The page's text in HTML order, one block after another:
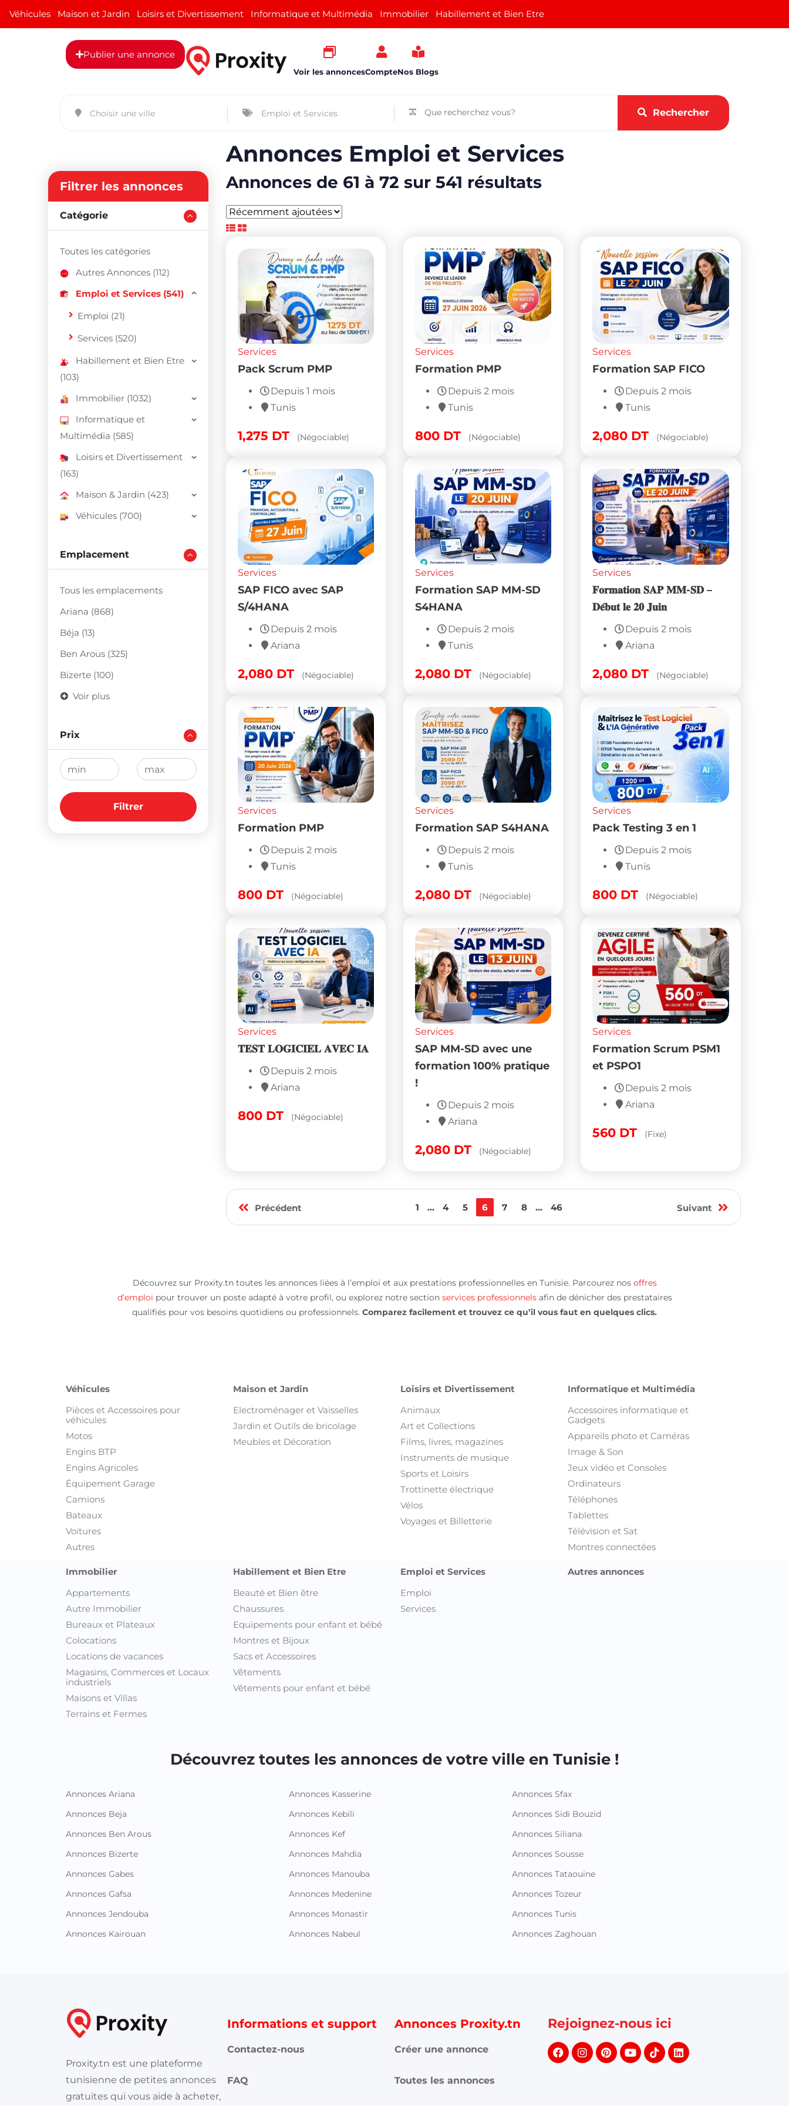
Véhicules Maison et Jardin Loisirs et Divertissement Informatique et Multimédia Immobilier Habillement et Bien Etre
Publier une annonce
Voir les annoncesCompteNos Blogs
Rechercher
Filtrer les annonces
Catégorie
Toutes les catégories
Autres Annonces (112)
Emploi et Services (541)
Emploi (21)
Services (520)
Habillement et Bien Etre
(103)
Immobilier (1032)
Informatique et
Multimédia (585)
Loisirs et Divertissement
(163)
Maison & Jardin (423)
Véhicules (700)
Emplacement
Tous les emplacements
Ariana (868)
Béja (13)
Ben Arous (325)
Bizerte (100)
Voir plus
Prix
Filtrer
Annonces Emploi et Services
Annonces de 61 à 72 sur 541 résultats
Services
Pack Scrum PMP
Depuis 1 mois
Tunis
1,275 DT (Négociable)
Services
Formation PMP
Depuis 2 mois
Tunis
800 DT (Négociable)
Services
Formation SAP FICO
Depuis 2 mois
Tunis
2,080 DT (Négociable)
Services
SAP FICO avec SAP
S/4HANA
Depuis 2 mois
Ariana
2,080 DT (Négociable)
Services
Formation SAP MM-SD
S4HANA
Depuis 2 mois
Tunis
2,080 DT (Négociable)
Services
𝐅𝐨𝐫𝐦𝐚𝐭𝐢𝐨𝐧 𝐒𝐀𝐏 𝐌𝐌-𝐒𝐃 –
𝐃𝐞́𝐛𝐮𝐭 𝐥𝐞 𝟐𝟎 𝐉𝐮𝐢𝐧
Depuis 2 mois
Ariana
2,080 DT (Négociable)
Services
Formation PMP
Depuis 2 mois
Tunis
800 DT (Négociable)
Services
Formation SAP S4HANA
Depuis 2 mois
Tunis
2,080 DT (Négociable)
Services
Pack Testing 3 en 1
Depuis 2 mois
Tunis
800 DT (Négociable)
Services
𝐓𝐄𝐒𝐓 𝐋𝐎𝐆𝐈𝐂𝐈𝐄𝐋 𝐀𝐕𝐄𝐂 𝐈𝐀
Depuis 2 mois
Ariana
800 DT (Négociable)
Services
SAP MM-SD avec une
formation 100% pratique
!
Depuis 2 mois
Ariana
2,080 DT (Négociable)
Services
Formation Scrum PSM1
et PSPO1
Depuis 2 mois
Ariana
560 DT (Fixe)
Précédent 1 ... 4 5 6 7 8 ... 46 Suivant
Découvrez sur Proxity.tn toutes les annonces liées à l’emploi et aux prestations professionnelles en Tunisie. Parcourez nos offres
d’emploi pour trouver un poste adapté à votre profil, ou explorez notre section services professionnelsafin de dénicher des prestataires
qualifiés pour vos besoins quotidiens ou professionnels. Comparez facilement et trouvez ce qu’il vous faut en quelques clics.
Véhicules
Pièces et Accessoires pour
véhicules
Motos
Engins BTP
Engins Agricoles
Équipement Garage
Camions
Bateaux
Voitures
Autres
Maison et Jardin
Electroménager et Vaisselles
Jardin et Outils de bricolage
Meubles et Décoration
Loisirs et Divertissement
Animaux
Art et Collections
Films, livres, magazines
Instruments de musique
Sports et Loisirs
Trottinette électrique
Vélos
Voyages et Billetterie
Informatique et Multimédia
Accessoires informatique et
Gadgets
Appareils photo et Caméras
Image & Son
Jeux vidéo et Consoles
Ordinateurs
Téléphones
Tablettes
Télévision et Sat
Montres connectées
Immobilier
Appartements
Autre Immobilier
Bureaux et Plateaux
Colocations
Locations de vacances
Magasins, Commerces et Locaux
industriels
Maisons et Villas
Terrains et Fermes
Habillement et Bien Etre
Beauté et Bien être
Chaussures
Equipements pour enfant et bébé
Montres et Bijoux
Sacs et Accessoires
Vêtements
Vêtements pour enfant et bébé
Emploi et Services
Emploi
Services
Autres annonces
Découvrez toutes les annonces de votre ville en Tunisie !
Annonces Ariana
Annonces Beja
Annonces Ben Arous
Annonces Bizerte
Annonces Gabes
Annonces Gafsa
Annonces Jendouba
Annonces Kairouan
Annonces Kasserine
Annonces Kebili
Annonces Kef
Annonces Mahdia
Annonces Manouba
Annonces Medenine
Annonces Monastir
Annonces Nabeul
Annonces Sfax
Annonces Sidi Bouzid
Annonces Siliana
Annonces Sousse
Annonces Tataouine
Annonces Tozeur
Annonces Tunis
Annonces Zaghouan
Proxity.tn est une plateforme
tunisienne de petites annonces
gratuites qui vous aide à acheter,
Informations et support
Contactez-nous
FAQ
Annonces Proxity.tn
Créer une annonce
Toutes les annonces
Rejoignez-nous ici